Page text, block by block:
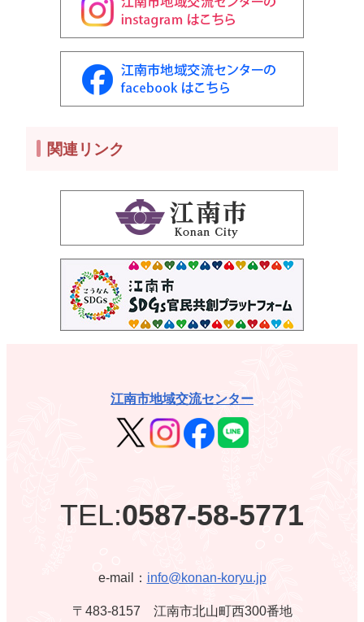
関連リンク
江南市地域交流センター
TEL:0587-58-5771
e-mail： info@konan-koryu.jp
〒483-8157 江南市北山町西300番地